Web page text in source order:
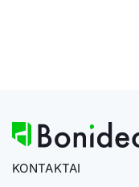
KONTAKTAI